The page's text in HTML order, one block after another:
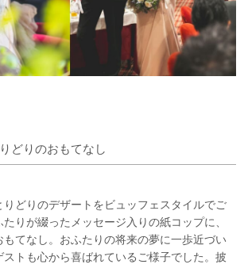
どりのおもてなし
りどりのデザートをビュッフェスタイルでご
りが綴ったメッセージ入りの紙コップに、
もてなし。おふたりの将来の夢に一歩近づい
ストも心から喜ばれているご様子でした。披